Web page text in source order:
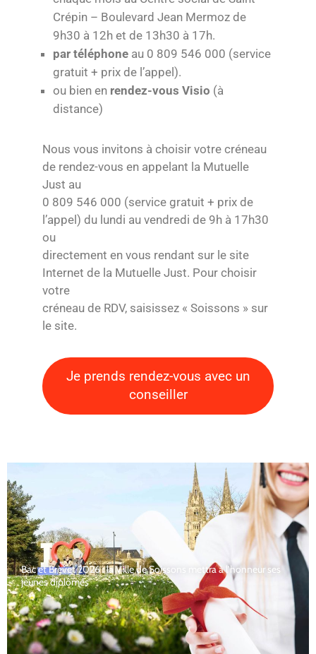
Crépin – Boulevard Jean Mermoz de
9h30 à 12h et de 13h30 à 17h.
par téléphone au 0 809 546 000 (service
gratuit + prix de l’appel).
ou bien en rendez-vous Visio (à
distance)
Nous vous invitons à choisir votre créneau
de rendez-vous en appelant la Mutuelle
Just au
0 809 546 000 (service gratuit + prix de
l’appel) du lundi au vendredi de 9h à 17h30
ou
directement en vous rendant sur le site
Internet de la Mutuelle Just. Pour choisir
votre
créneau de RDV, saisissez « Soissons » sur
le site.
Je prends rendez-vous avec un
conseiller
Bac et Brevet 2026 : la Ville de Soissons mettra à l’honneur ses
jeunes diplômés